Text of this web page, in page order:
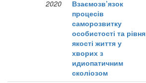
2020
Взаємозв’язок
процесів
саморозвитку
особистості та рівня
якості життя у
хворих з
идиопатичним
сколіозом